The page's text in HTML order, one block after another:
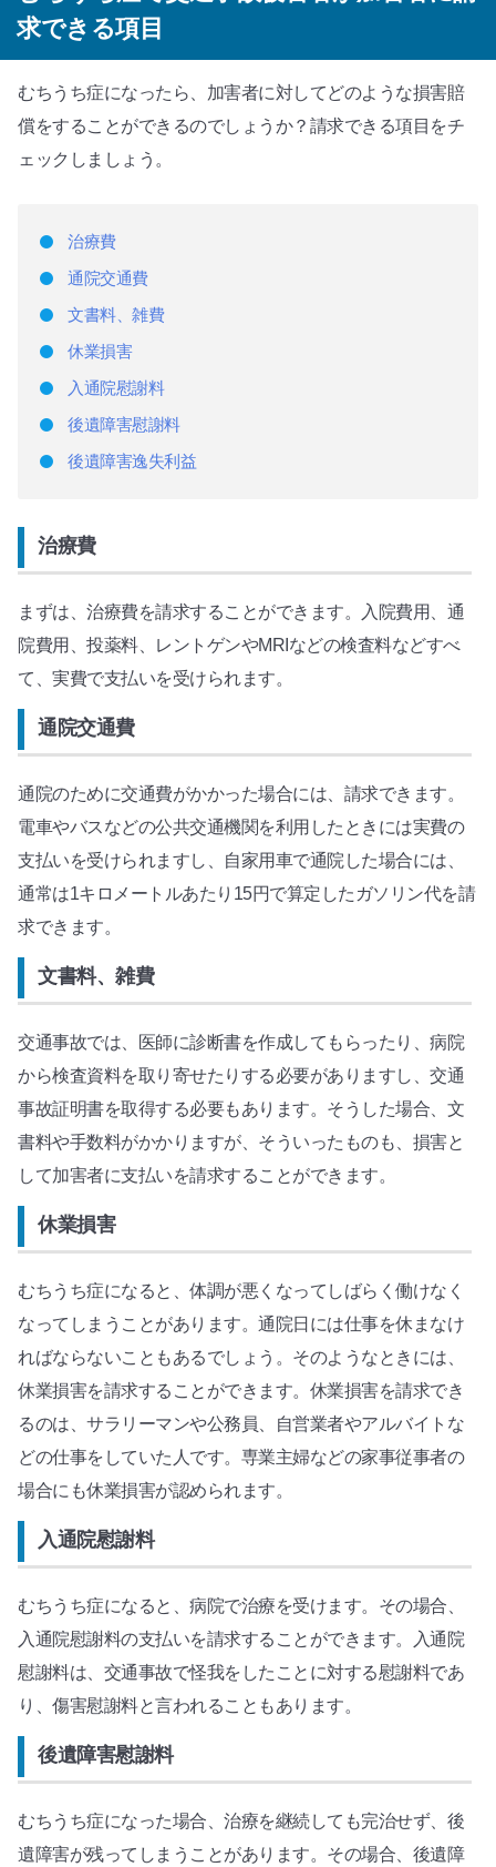
求できる項目
むちうち症になったら、加害者に対してどのような損害賠
償をすることができるのでしょうか？請求できる項目をチ
ェックしましょう。
治療費
通院交通費
文書料、雑費
休業損害
入通院慰謝料
後遺障害慰謝料
後遺障害逸失利益
治療費
まずは、治療費を請求することができます。入院費用、通
院費用、投薬料、レントゲンやMRIなどの検査料などすべ
て、実費で支払いを受けられます。
通院交通費
通院のために交通費がかかった場合には、請求できます。
電車やバスなどの公共交通機関を利用したときには実費の
支払いを受けられますし、自家用車で通院した場合には、
通常は1キロメートルあたり15円で算定したガソリン代を請
求できます。
文書料、雑費
交通事故では、医師に診断書を作成してもらったり、病院
から検査資料を取り寄せたりする必要がありますし、交通
事故証明書を取得する必要もあります。そうした場合、文
書料や手数料がかかりますが、そういったものも、損害と
して加害者に支払いを請求することができます。
休業損害
むちうち症になると、体調が悪くなってしばらく働けなく
なってしまうことがあります。通院日には仕事を休まなけ
ればならないこともあるでしょう。そのようなときには、
休業損害を請求することができます。休業損害を請求でき
るのは、サラリーマンや公務員、自営業者やアルバイトな
どの仕事をしていた人です。専業主婦などの家事従事者の
場合にも休業損害が認められます。
入通院慰謝料
むちうち症になると、病院で治療を受けます。その場合、
入通院慰謝料の支払いを請求することができます。入通院
慰謝料は、交通事故で怪我をしたことに対する慰謝料であ
り、傷害慰謝料と言われることもあります。
後遺障害慰謝料
むちうち症になった場合、治療を継続しても完治せず、後
遺障害が残ってしまうことがあります。その場合、後遺障